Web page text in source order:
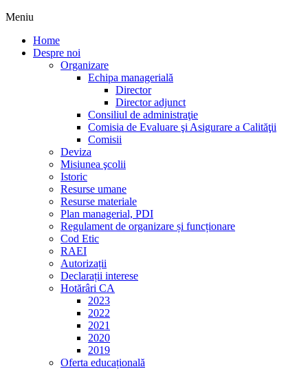
Meniu
Home
Despre noi
Organizare
Echipa managerială
Director
Director adjunct
Consiliul de administraţie
Comisia de Evaluare şi Asigurare a Calităţii
Comisii
Deviza
Misiunea şcolii
Istoric
Resurse umane
Resurse materiale
Plan managerial, PDI
Regulament de organizare și funcționare
Cod Etic
RAEI
Autorizații
Declarații interese
Hotărâri CA
2023
2022
2021
2020
2019
Oferta educațională